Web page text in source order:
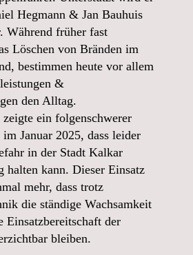
Hegmann & Jan Bauhuis
Während früher fast
Löschen von Bränden im
bestimmen heute vor allem
&
den Alltag.
ein folgenschwerer
Januar 2025, dass leider
in der Stadt Kalkar
halten kann. Dieser Einsatz
mehr, dass trotz
die ständige Wachsamkeit
Einsatzbereitschaft der
bleiben.